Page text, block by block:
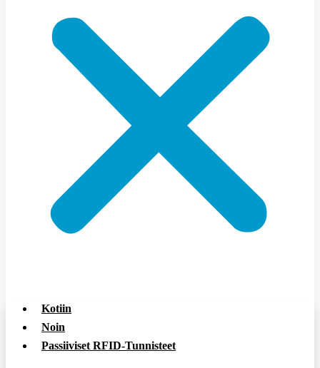
Kotiin
Noin
Passiiviset RFID-Tunnisteet